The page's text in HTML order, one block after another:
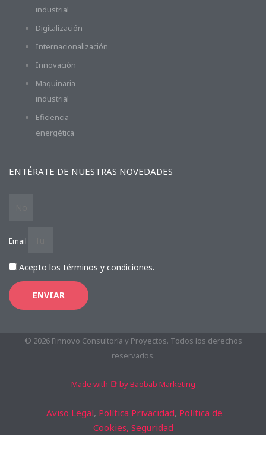
industrial
Digitalización
Internacionalización
Innovación
Maquinaria
industrial
Eficiencia
energética
ENTÉRATE DE NUESTRAS NOVEDADES
Email
Acepto los términos y condiciones.
ENVIAR
© 2026 Finnovo Consultoría y Proyectos. Todos los derechos
reservados.
Made with 📑 by Baobab Marketing
Aviso Legal, Política Privacidad, Política de
Cookies, Seguridad